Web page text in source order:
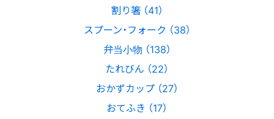
割り箸 （41）
スプーン・フォーク （38）
弁当小物 （138）
たれびん （22）
おかずカップ （27）
おてふき （17）